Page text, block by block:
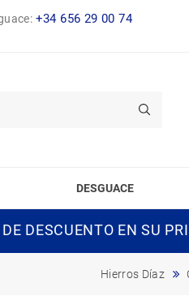
+34 656 29 00 74
DESGUACE
DESCUENTO EN SU
Hierros Díaz